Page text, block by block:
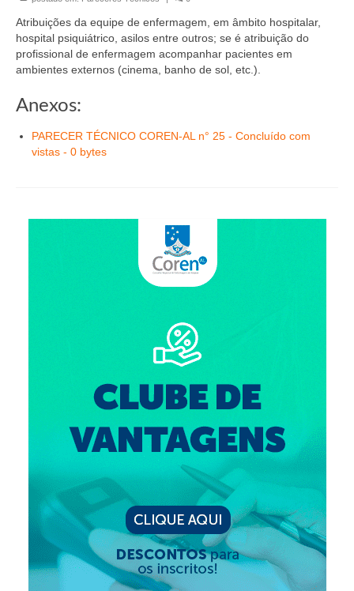
Conselheiros e Diretoria
Câmaras Técnicas
Governança
Eleições Triênio 2027-2029
Eleições 2023
Agenda do presidente
Eleições
Responsabilidade Técnica
Legislações
Decisões
Portarias
Resoluções
Atribuições da equipe de enfermagem, em âmbito hospitalar,
hospital psiquiátrico, asilos entre outros; se é atribuição do
profissional de enfermagem acompanhar pacientes em
ambientes externos (cinema, banho de sol, etc.).
Anexos:
PARECER TÉCNICO COREN-AL n° 25 - Concluído com
vistas - 0 bytes